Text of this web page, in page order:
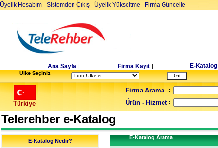
Üyelik Hesabım - Sistemden Çıkış - Üyelik Yükseltme - Firma Güncelle
Ana Sayfa | Firma Kayıt | E-Katalog
Ulke Seçiniz
Türkiye
Firma Arama :
Ürün - Hizmet :
Telerehber e-Katalog
E-Katalog Nedir?
E-Katalog Arama